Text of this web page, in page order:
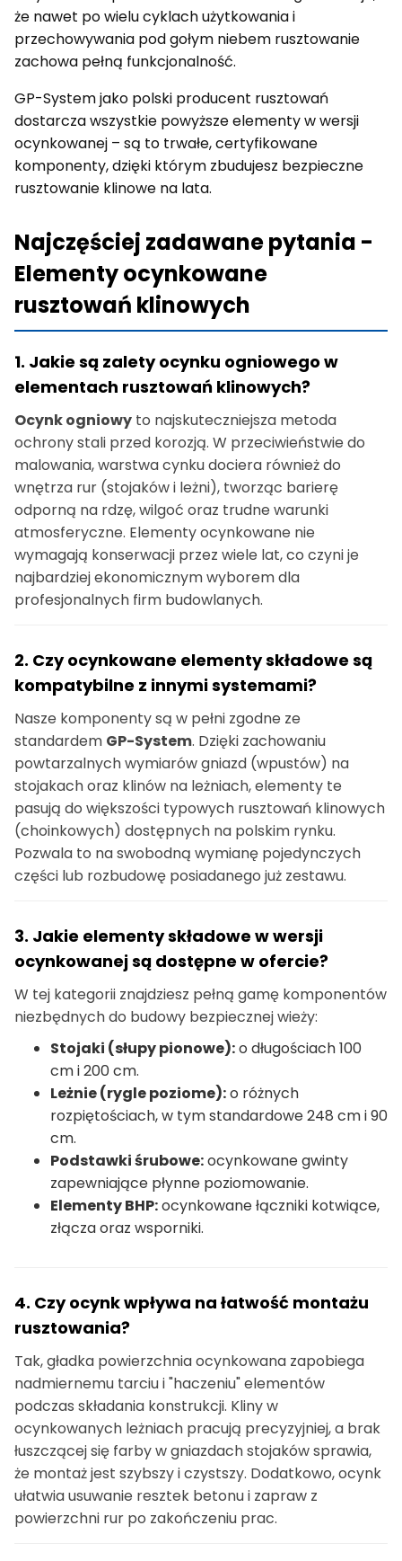
że nawet po wielu cyklach użytkowania i
przechowywania pod gołym niebem rusztowanie
zachowa pełną funkcjonalność.
GP-System jako polski producent rusztowań
dostarcza wszystkie powyższe elementy w wersji
ocynkowanej – są to trwałe, certyfikowane
komponenty, dzięki którym zbudujesz bezpieczne
rusztowanie klinowe na lata.
Najczęściej zadawane pytania -
Elementy ocynkowane
rusztowań klinowych
1. Jakie są zalety ocynku ogniowego w
elementach rusztowań klinowych?
Ocynk ogniowy to najskuteczniejsza metoda
ochrony stali przed korozją. W przeciwieństwie do
malowania, warstwa cynku dociera również do
wnętrza rur (stojaków i leżni), tworząc barierę
odporną na rdzę, wilgoć oraz trudne warunki
atmosferyczne. Elementy ocynkowane nie
wymagają konserwacji przez wiele lat, co czyni je
najbardziej ekonomicznym wyborem dla
profesjonalnych firm budowlanych.
2. Czy ocynkowane elementy składowe są
kompatybilne z innymi systemami?
Nasze komponenty są w pełni zgodne ze
standardem GP-System. Dzięki zachowaniu
powtarzalnych wymiarów gniazd (wpustów) na
stojakach oraz klinów na leżniach, elementy te
pasują do większości typowych rusztowań klinowych
(choinkowych) dostępnych na polskim rynku.
Pozwala to na swobodną wymianę pojedynczych
części lub rozbudowę posiadanego już zestawu.
3. Jakie elementy składowe w wersji
ocynkowanej są dostępne w ofercie?
W tej kategorii znajdziesz pełną gamę komponentów
niezbędnych do budowy bezpiecznej wieży:
Stojaki (słupy pionowe):o długościach 100
cm i 200 cm.
Leżnie (rygle poziome):o różnych
rozpiętościach, w tym standardowe 248 cm i 90
cm.
Podstawki śrubowe:ocynkowane gwinty
zapewniające płynne poziomowanie.
Elementy BHP:ocynkowane łączniki kotwiące,
złącza oraz wsporniki.
4. Czy ocynk wpływa na łatwość montażu
rusztowania?
Tak, gładka powierzchnia ocynkowana zapobiega
nadmiernemu tarciu i "haczeniu" elementów
podczas składania konstrukcji. Kliny w
ocynkowanych leżniach pracują precyzyjniej, a brak
łuszczącej się farby w gniazdach stojaków sprawia,
że montaż jest szybszy i czystszy. Dodatkowo, ocynk
ułatwia usuwanie resztek betonu i zapraw z
powierzchni rur po zakończeniu prac.